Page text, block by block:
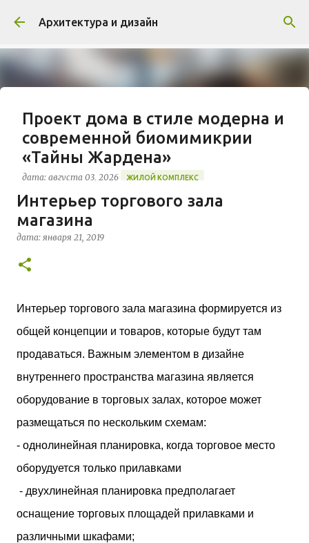
К основному контенту
Архитектура и дизайн
Проект дома в стиле модерна и
современной биомимикрии
«Тайны Жардена»
дата: августа 03, 2026 ЖИЛОЙ КОМПЛЕКС
В марте 2026 года в Монпелье завершилось
строительство знакового жилого комплекса
«Jardins Secrets» от бюро Vincent Callebaut
территории бывшей пехотной школы (EAI) в
исторический контекст. Комплекс состоит из
двух объектов: «Théia» (75 квартир, из которых 17
— социального назначения, общая площадь 5 364
м²) и «Opale & Sens» (38 квартир, включая 11
113 жилых единиц спроектированы с учетом
строгих норм пожарной безопасности,
инклюзивности. Успех проекта был подтвержден
победой в городском конкурсе 2021 года и
пирамида глобального качества» от Федерации
застройщиков Окситании в 2024 году. Концепция
«Jardins Secrets» — это современный
средиземноморский манифест. Архитекторы
стремились объединить память о военном
Интерьер торгового зала
магазина
дата: января 21, 2019
Интерьер торгового зала магазина формируется из
общей концепции и товаров, которые будут там
продаваться. Важным элементом в дизайне
внутреннего пространства магазина является
оборудование в торговых залах, которое может
размещаться по нескольким схемам:
- однолинейная планировка, когда торговое место
оборудуется только прилавками
- двухлинейная планировка предполагает
оснащение торговых площадей прилавками и
различными шкафами;